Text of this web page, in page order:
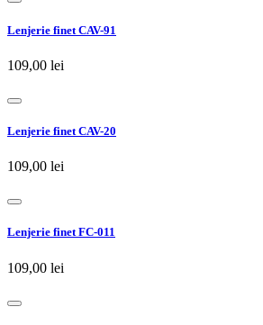
Lenjerie finet CAV-91
109,00 lei
Lenjerie finet CAV-20
109,00 lei
Lenjerie finet FC-011
109,00 lei